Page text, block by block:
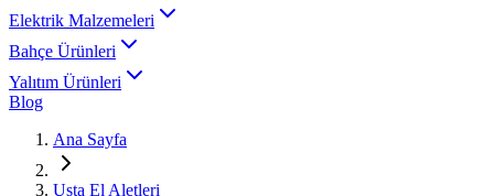
Elektrik Malzemeleri
Bahçe Ürünleri
Yalıtım Ürünleri
Blog
Ana Sayfa
Usta El Aletleri